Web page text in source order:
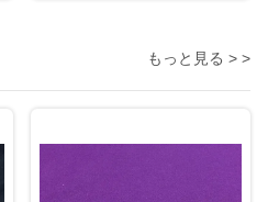
もっと見る > >